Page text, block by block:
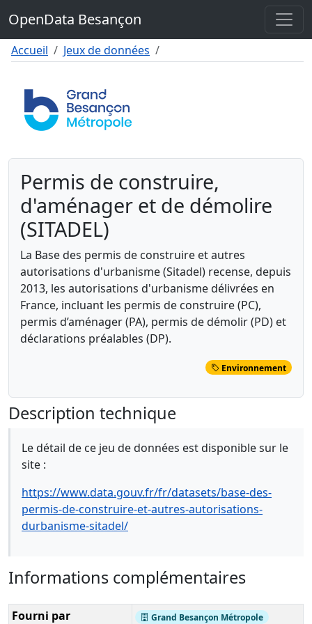
Menu
Pied de page
OpenData Besançon
Accueil Jeux de données
Permis de construire,
d'aménager et de démolire
(SITADEL)
La Base des permis de construire et autres
autorisations d'urbanisme (Sitadel) recense, depuis
2013, les autorisations d'urbanisme délivrées en
France, incluant les permis de construire (PC),
permis d’aménager (PA), permis de démolir (PD) et
déclarations préalables (DP).
Environnement
Description technique
Le détail de ce jeu de données est disponible sur le
site :
https://www.data.gouv.fr/fr/datasets/base-des-
permis-de-construire-et-autres-autorisations-
durbanisme-sitadel/
Informations complémentaires
Fourni par Grand Besançon Métropole